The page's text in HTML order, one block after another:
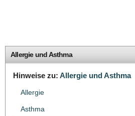
Allergie und Asthma
Hinweise zu: Allergie und Asthma
Allergie
Asthma